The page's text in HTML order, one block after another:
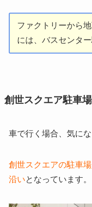
ファクトリーから
には、バスセンタ
創世スクエア駐車
車で行く場合、気に
創世スクエアの駐車
沿い となっています。